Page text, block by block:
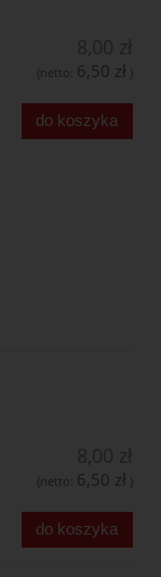
(netto: 6,50 zł )
do koszyka
(netto: 6,50 zł )
do koszyka